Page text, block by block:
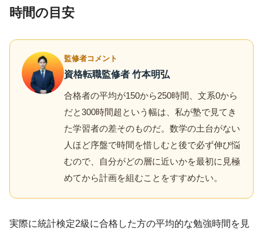
時間の目安
監修者コメント
資格転職監修者 竹本明弘
合格者の平均が150から250時間、文系0から
だと300時間超という幅は、私が塾で見てき
た学習者の差そのものだ。数学の土台がない
人ほど序盤で時間を惜しむと後で必ず伸び悩
むので、自分がどの層に近いかを最初に見極
めてから計画を組むことをすすめたい。
実際に統計検定2級に合格した方の平均的な勉強時間を見